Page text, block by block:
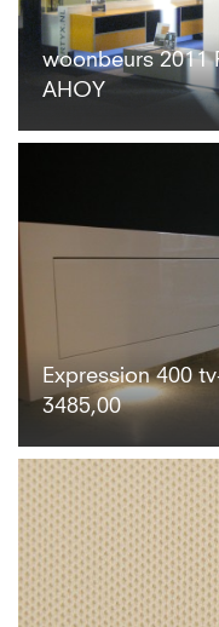
woonbeurs 2011
AHOY
Expression 400
3485,00